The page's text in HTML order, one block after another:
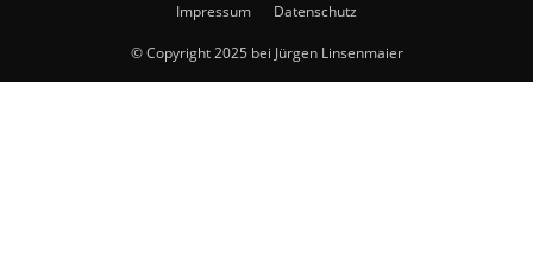
Impressum Datenschutz
© Copyright 2025 bei Jürgen Linsenmaier